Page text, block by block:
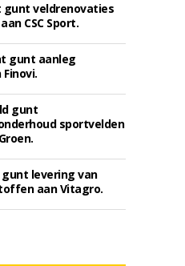
gunt veldrenovaties
CSC Sport.
gunt aanleg
gunt
sportvelden
gunt levering van
aan Vitagro.